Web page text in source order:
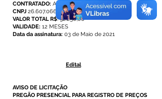
CONTRATADO: AUTO POSTO IMPERIAL LTDA
CNPJ 26.607.066/0001-38
VALOR TOTAL R$: 92.250,00
VALIDADE: 12 MESES
Data da assinatura: 03 de Maio de 2021
Edital
AVISO DE LICITAÇÃO
PREGÃO PRESENCIAL PARA REGISTRO DE PREÇOS